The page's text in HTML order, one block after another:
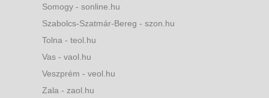
Somogy - sonline.hu
Szabolcs-Szatmár-Bereg - szon.hu
Tolna - teol.hu
Vas - vaol.hu
Veszprém - veol.hu
Zala - zaol.hu